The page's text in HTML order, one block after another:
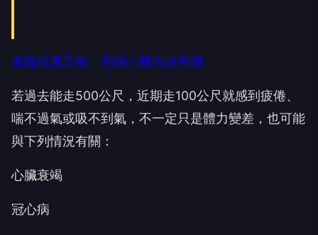
走路就累又喘 恐與心肺疾病有關
若過去能走500公尺，近期走100公尺就感到疲倦、
喘不過氣或吸不到氣，不一定只是體力變差，也可能
與下列情況有關：
心臟衰竭
冠心病